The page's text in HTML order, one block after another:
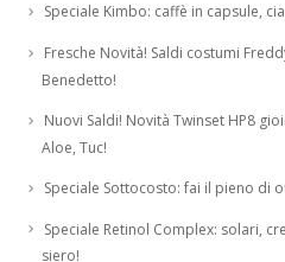
Speciale Kimbo: caffè in capsule,
Fresche Novità! Saldi costumi
Benedetto!
Nuovi Saldi! Novità Twinset HP8
Aloe, Tuc!
Speciale Sottocosto: fai il pieno di
Speciale Retinol Complex: solari,
siero!